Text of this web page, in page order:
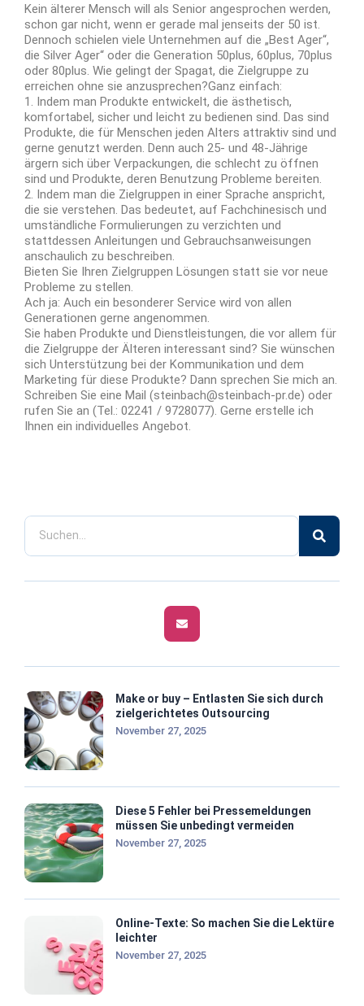
Kein älterer Mensch will als Senior angesprochen werden,
schon gar nicht, wenn er gerade mal jenseits der 50 ist.
Dennoch schielen viele Unternehmen auf die „Best Ager“,
die Silver Ager“ oder die Generation 50plus, 60plus, 70plus
oder 80plus. Wie gelingt der Spagat, die Zielgruppe zu
erreichen ohne sie anzusprechen?Ganz einfach:
1. Indem man Produkte entwickelt, die ästhetisch,
komfortabel, sicher und leicht zu bedienen sind. Das sind
Produkte, die für Menschen jeden Alters attraktiv sind und
gerne genutzt werden. Denn auch 25- und 48-Jährige
ärgern sich über Verpackungen, die schlecht zu öffnen
sind und Produkte, deren Benutzung Probleme bereiten.
2. Indem man die Zielgruppen in einer Sprache anspricht,
die sie verstehen. Das bedeutet, auf Fachchinesisch und
umständliche Formulierungen zu verzichten und
stattdessen Anleitungen und Gebrauchsanweisungen
anschaulich zu beschreiben.
Bieten Sie Ihren Zielgruppen Lösungen statt sie vor neue
Probleme zu stellen.
Ach ja: Auch ein besonderer Service wird von allen
Generationen gerne angenommen.
Sie haben Produkte und Dienstleistungen, die vor allem für
die Zielgruppe der Älteren interessant sind? Sie wünschen
sich Unterstützung bei der Kommunikation und dem
Marketing für diese Produkte? Dann sprechen Sie mich an.
Schreiben Sie eine Mail (steinbach@steinbach-pr.de) oder
rufen Sie an (Tel.: 02241 / 9728077). Gerne erstelle ich
Ihnen ein individuelles Angebot.
Make or buy – Entlasten Sie sich durch
zielgerichtetes Outsourcing
November 27, 2025
Diese 5 Fehler bei Pressemeldungen
müssen Sie unbedingt vermeiden
November 27, 2025
Online-Texte: So machen Sie die Lektüre
leichter
November 27, 2025